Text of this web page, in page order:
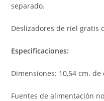
separado.
Deslizadores de riel gratis
Especificaciones:
Dimensiones: 10,54 cm.
Fuentes de alimentación